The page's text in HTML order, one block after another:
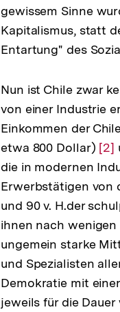
gewissem Sinne
Kapitalismus, statt
Entartung" des
Nun ist Chile zwar
von einer Industrie
Einkommen der
etwa 800 Dollar) Zur
der
[2]
die in modernen
Erwerbstätigen von
und 90 v. H.der
ihnen nach
ungemein starke
und Spezialisten
Demokratie mit
jeweils für die